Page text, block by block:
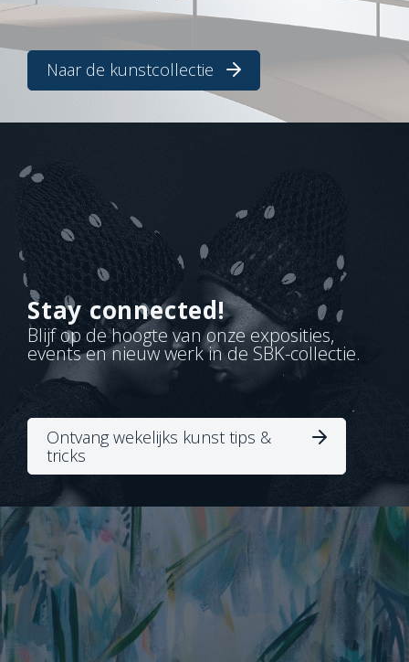
Naar de kunstcollectie
Stay connected!
Blijf op de hoogte van onze exposities,
events en nieuw werk in de SBK-collectie.
Ontvang wekelijks kunst tips &
tricks